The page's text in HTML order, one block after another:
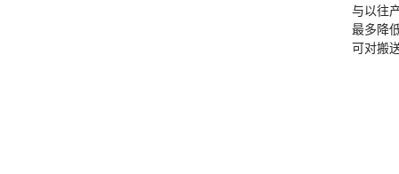
与以往
最多降
可对搬